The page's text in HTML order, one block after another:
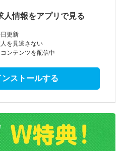
人情報をアプリで見る
更新
を見逃さない
ンテンツを配信中
ストールする